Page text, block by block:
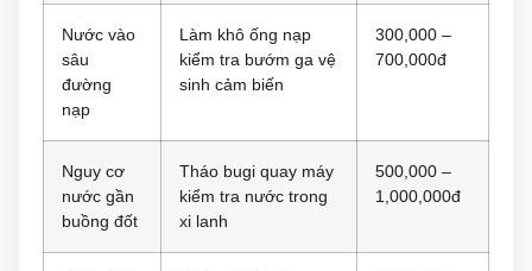
Nước vào
sâu
đường
nạp
Làm khô ống nạp
kiểm tra bướm ga vệ
sinh cảm biến
300,000 –
700,000đ
Nguy cơ
nước gần
buồng đốt
Tháo bugi quay máy
kiểm tra nước trong
xi lanh
500,000 –
1,000,000đ